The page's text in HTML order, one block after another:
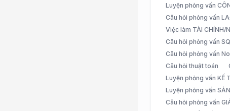
Luyện phỏng vấn
Câu hỏi phỏng vấn
Việc làm TÀI CHÍNH/
Câu hỏi phỏng vấn
Câu hỏi phỏng vấn
Câu hỏi thuật toán
Luyện phỏng vấn KẾ
Luyện phỏng vấn
Câu hỏi phỏng vấn